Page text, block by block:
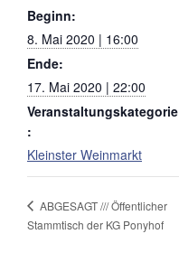
Beginn:
8. Mai 2020 | 16:00
Ende:
17. Mai 2020 | 22:00
Veranstaltungskategorie
:
Kleinster Weinmarkt
ABGESAGT /// Öffentlicher
Stammtisch der KG Ponyhof